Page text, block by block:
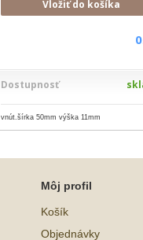
Vložiť do košíka
Dostupnosť
vnút.šírka 50mm výška 11mm
Môj profil
Košík
Objednávky